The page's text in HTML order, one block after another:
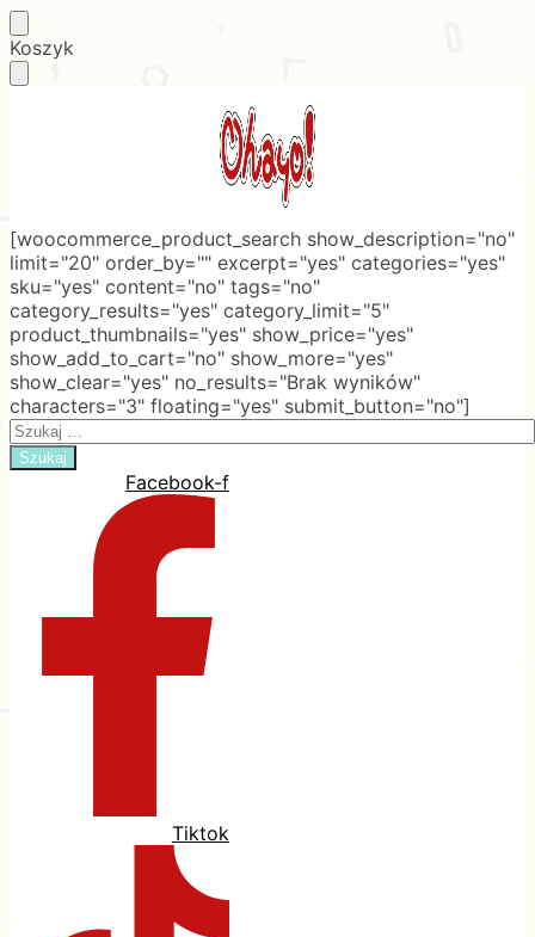
Skip
to
Skip
to
Koszyk
[woocommerce_product_search show_description="no"
limit="20" order_by="" excerpt="yes" categories="yes"
sku="yes" content="no" tags="no"
category_results="yes" category_limit="5"
product_thumbnails="yes" show_price="yes"
show_add_to_cart="no" show_more="yes"
show_clear="yes" no_results="Brak wyników"
characters="3" floating="yes" submit_button="no"]
Search
for:
Facebook-f
Tiktok